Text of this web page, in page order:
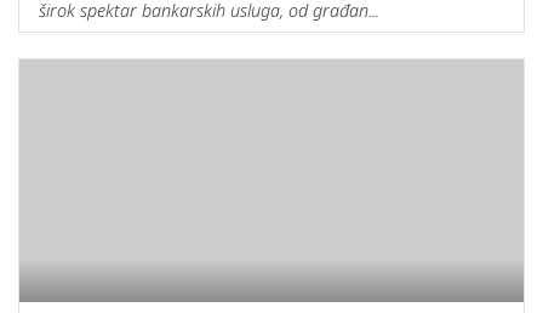
širok spektar bankarskih usluga, od građan...